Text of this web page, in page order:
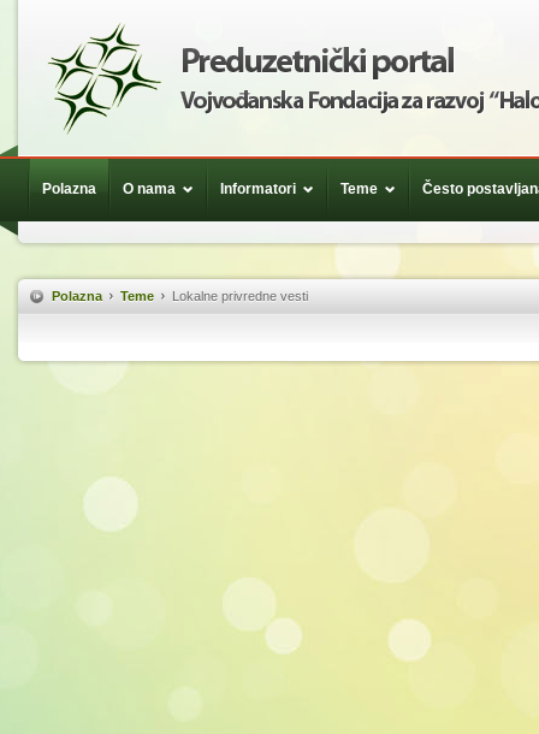
Polazna O nama Informatori Teme Često
Polazna Teme Lokalne privredne vesti